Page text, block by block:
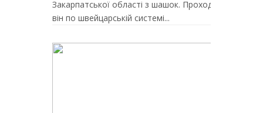
Закарпатської області з шашок. Проходив
він по швейцарській системі...